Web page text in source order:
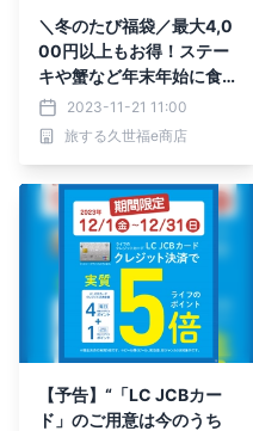
＼冬のたび福袋／最大4,0
00円以上もお得！ステー
キや蟹など年末年始に食べ
たいグルメが大集合！12
月1日20時より発売【旅す
る久世福e商店】
2023-11-21 11:00
旅する久世福e商店
【予告】“「LC JCBカー
ド」のご用意は今のうち